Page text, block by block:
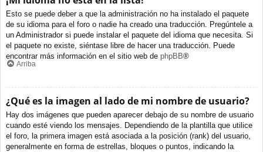
Esto se puede deber a que la administración no ha instalado el paquete
de su idioma para el foro o nadie ha creado una traducción. Pregúntele a
un Administrador si puede instalar el paquete del idioma que necesita. Si
el paquete no existe, siéntase libre de hacer una traducción. Puede
encontrar más información en el sitio web de phpBB®
Arriba
¿Qué es la imagen al lado de mi nombre de usuario?
Hay dos imágenes que pueden aparecer debajo de su nombre de usuario
cuando esté viendo los mensajes. Dependiendo de la plantilla que utilice
el foro, la primera imagen está asociada a la posición (rank) del usuario,
generalmente en forma de estrellas, bloques o puntos, indicando la